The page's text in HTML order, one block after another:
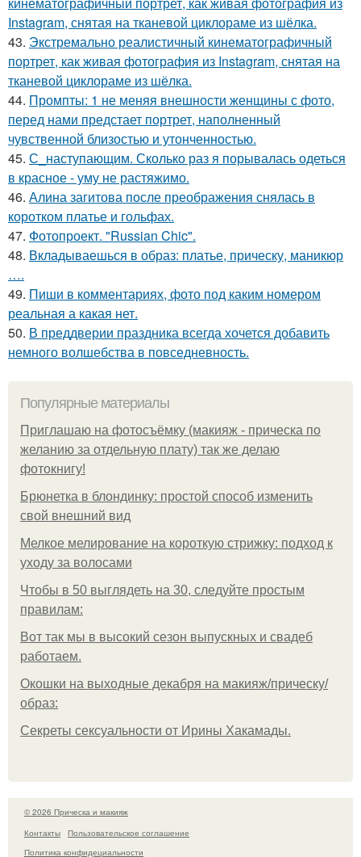
Instagram, снятая на тканевой циклораме из шёлка.
43. Экстремально реалистичный кинематографичный
портрет, как живая фотография из Instagram, снятая на
тканевой циклораме из шёлка.
44. Промпты: 1 не меняя внешности женщины с фото,
перед нами предстает портрет, наполненный
чувственной близостью и утонченностью.
45. С_наступающим. Сколько раз я порывалась одеться
в красное - уму не растяжимо.
46. Алина загитова после преображения снялась в
коротком платье и гольфах.
47. Фотопроект. "Russian Chic".
48. Вкладываешься в образ: платье, прическу, маникюр
….
49. Пиши в комментариях, фото под каким номером
реальная а какая нет.
50. В преддверии праздника всегда хочется добавить
немного волшебства в повседневность.
Популярные материалы
Приглашаю на фотосъёмку (макияж - прическа по
желанию за отдельную плату) так же делаю
фотокнигу!
Брюнетка в блондинку: простой способ изменить
свой внешний вид
Мелкое мелирование на короткую стрижку: подход к
уходу за волосами
Чтобы в 50 выглядеть на 30, следуйте простым
правилам:
Вот так мы в высокий сезон выпускных и свадеб
работаем.
Окошки на выходные декабря на макияж/прическу/
образ:
Секреты сексуальности от Ирины Хакамады.
© 2026 Прическа и макияж
Контакты
Пользовательское соглашение
Политика конфидециальности